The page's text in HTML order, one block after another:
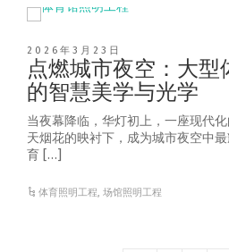
2026年3月23日
点燃城市夜空：大型
的智慧美学与光学
当夜幕降临，华灯初上，一座现代
天烟花的映衬下，成为城市夜空中
育 […]
体育照明工程,场馆照明工程